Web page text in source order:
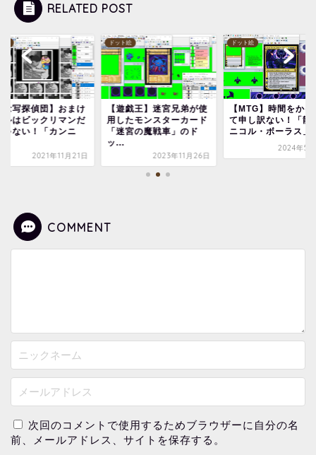
RELATED POST
念写探偵団】おまけ
ルはビックリマンだ
ゃない！「カンニ
2021年11月21日
ドット絵
【遊戯王】迷宮兄弟が使
用したモンスターカード
「迷宮の魔戦車」のド
ッ...
2023年11月26日
ドット絵
【MTG】時間をかけ
て申し訳ない！「龍
ニコル・ボーラス」
2024年5
COMMENT
次回のコメントで使用するためブラウザーに自分の名
前、メールアドレス、サイトを保存する。